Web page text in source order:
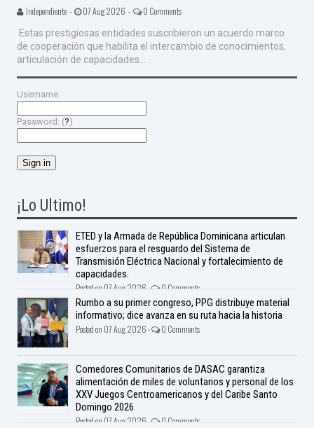
Independiente - 07 Aug 2026 - 0 Comments
Estas prestigiosas entidades suscribieron un acuerdo marco
de cooperación que habilita el intercambio de conocimientos,
articulación de capacidades...
Username:
Password: (?)
¡Lo Ultimo!
ETED y la Armada de República Dominicana articulan
esfuerzos para el resguardo del Sistema de
Transmisión Eléctrica Nacional y fortalecimiento de
capacidades.
Posted on 07 Aug 2026 - 0 Comments
Rumbo a su primer congreso, PPG distribuye material
informativo; dice avanza en su ruta hacia la historia
Posted on 07 Aug 2026 - 0 Comments
Comedores Comunitarios de DASAC garantiza
alimentación de miles de voluntarios y personal de los
XXV Juegos Centroamericanos y del Caribe Santo
Domingo 2026
Posted on 07 Aug 2026 - 0 Comments